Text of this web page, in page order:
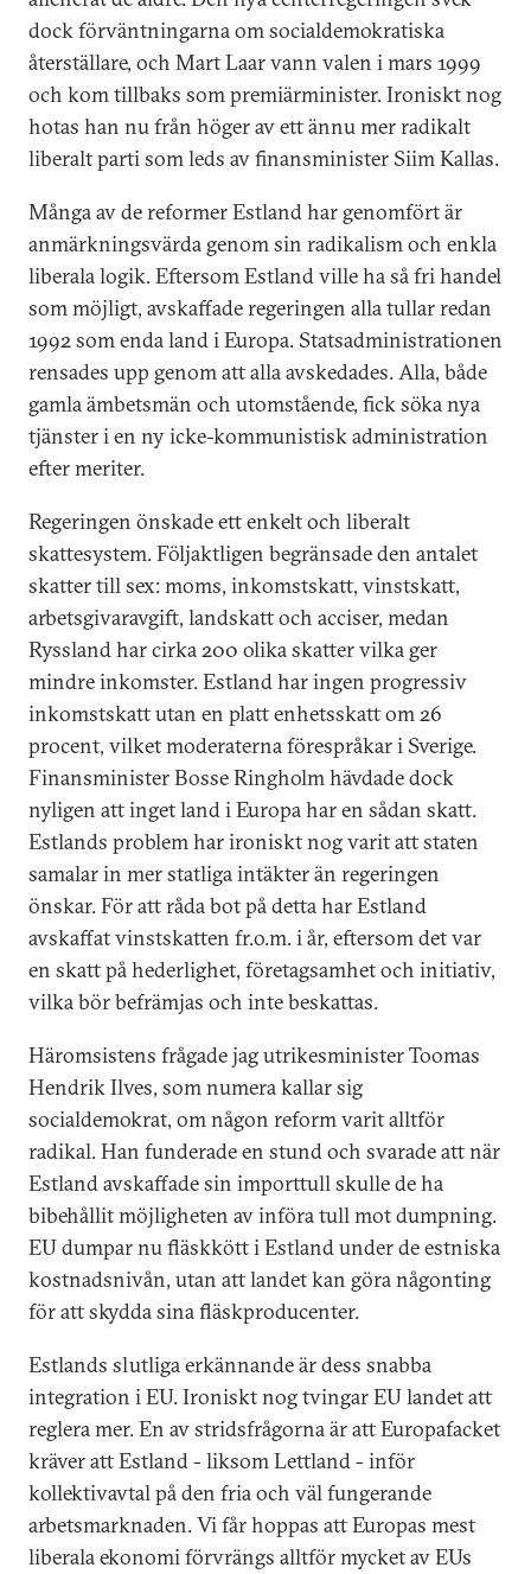
dock förväntningarna om socialdemokratiska
återställare, och Mart Laar vann valen i mars 1999
och kom tillbaks som premiärminister. Ironiskt nog
hotas han nu från höger av ett ännu mer radikalt
liberalt parti som leds av finansminister Siim Kallas.
Många av de reformer Estland har genomfört är
anmärkningsvärda genom sin radikalism och enkla
liberala logik. Eftersom Estland ville ha så fri handel
som möjligt, avskaffade regeringen alla tullar redan
1992 som enda land i Europa. Statsadministrationen
rensades upp genom att alla avskedades. Alla, både
gamla ämbetsmän och utomstående, fick söka nya
tjänster i en ny icke-kommunistisk administration
efter meriter.
Regeringen önskade ett enkelt och liberalt
skattesystem. Följaktligen begränsade den antalet
skatter till sex: moms, inkomstskatt, vinstskatt,
arbetsgivaravgift, landskatt och acciser, medan
Ryssland har cirka 200 olika skatter vilka ger
mindre inkomster. Estland har ingen progressiv
inkomstskatt utan en platt enhetsskatt om 26
procent, vilket moderaterna förespråkar i Sverige.
Finansminister Bosse Ringholm hävdade dock
nyligen att inget land i Europa har en sådan skatt.
Estlands problem har ironiskt nog varit att staten
samalar in mer statliga intäkter än regeringen
önskar. För att råda bot på detta har Estland
avskaffat vinstskatten fr.o.m. i år, eftersom det var
en skatt på hederlighet, företagsamhet och initiativ,
vilka bör befrämjas och inte beskattas.
Häromsistens frågade jag utrikesminister Toomas
Hendrik Ilves, som numera kallar sig
socialdemokrat, om någon reform varit alltför
radikal. Han funderade en stund och svarade att när
Estland avskaffade sin importtull skulle de ha
bibehållit möjligheten av införa tull mot dumpning.
EU dumpar nu fläskkött i Estland under de estniska
kostnadsnivån, utan att landet kan göra någonting
för att skydda sina fläskproducenter.
Estlands slutliga erkännande är dess snabba
integration i EU. Ironiskt nog tvingar EU landet att
reglera mer. En av stridsfrågorna är att Europafacket
kräver att Estland - liksom Lettland - inför
kollektivavtal på den fria och väl fungerande
arbetsmarknaden. Vi får hoppas att Europas mest
liberala ekonomi förvrängs alltför mycket av EUs